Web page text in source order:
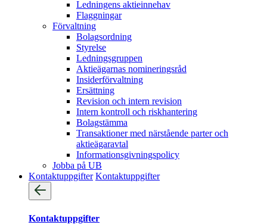
Ledningens aktieinnehav
Flaggningar
Förvaltning
Bolagsordning
Styrelse
Ledningsgruppen
Aktieägarnas nomineringsråd
Insiderförvaltning
Ersättning
Revision och intern revision
Intern kontroll och riskhantering
Bolagstämma
Transaktioner med närstående parter och
aktieägaravtal
Informationsgivningspolicy
Jobba på UB
Kontaktuppgifter Kontaktuppgifter
Kontaktuppgifter